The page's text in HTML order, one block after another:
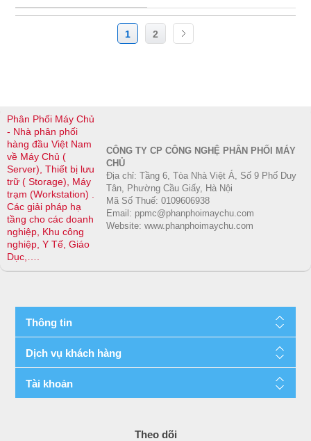
1 2
Phân Phối Máy Chủ
- Nhà phân phối
hàng đầu Việt Nam
về Máy Chủ (
Server), Thiết bị lưu
trữ ( Storage), Máy
trạm (Workstation) .
Các giải pháp hạ
tầng cho các doanh
nghiệp, Khu công
nghiệp, Y Tế, Giáo
Dục,….
CÔNG TY CP CÔNG NGHỆ PHÂN PHỐI MÁY
CHỦ
Địa chỉ: Tầng 6, Tòa Nhà Việt Á, Số 9 Phố Duy
Tân, Phường Cầu Giấy, Hà Nội
Mã Số Thuế: 0109606938
Email: ppmc@phanphoimaychu.com
Website: www.phanphoimaychu.com
Thông tin
Dịch vụ khách hàng
Tài khoản
Theo dõi